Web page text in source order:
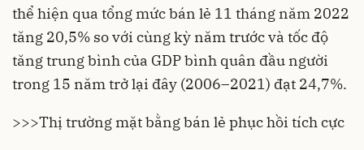
thể hiện qua tổng mức bán lẻ 11 tháng năm 2022
tăng 20,5% so với cùng kỳ năm trước và tốc độ
tăng trung bình của GDP bình quân đầu người
trong 15 năm trở lại đây (2006–2021) đạt 24,7%.
>>>Thị trường mặt bằng bán lẻ phục hồi tích cực